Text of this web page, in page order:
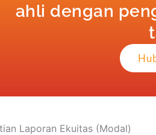
ahli dengan
Laporan Ekuitas (Modal)